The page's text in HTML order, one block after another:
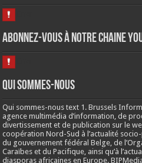
Abonnez-vous à notre chaine
Qui sommes-nous
Qui sommes-nous text 1. Brussels
agence multimédia d’information, de
divertissement et de publication sur le
coopération Nord-Sud à l’actualité
du gouvernement fédéral Belge, de
Caraïbes et du Pacifique, ainsi qu’à
diasporas africaines en Europe.